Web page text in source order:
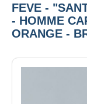
FEVE -
- HOMME
ORANGE -